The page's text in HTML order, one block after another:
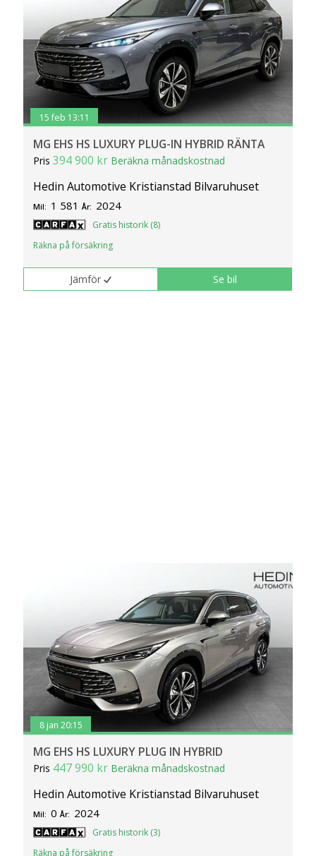
15 feb 13:11
MG EHS HS LUXURY PLUG-IN HYBRID RÄNTA
Pris394 900 kr Beräkna månadskostnad
Hedin Automotive Kristianstad Bilvaruhuset
Mil: 1 581 År: 2024
Gratis historik (8)
Räkna på försäkring
Jämför Se bil
8 jan 20:15
MG EHS HS LUXURY PLUG IN HYBRID
Pris 447 990 kr Beräkna månadskostnad
Hedin Automotive Kristianstad Bilvaruhuset
Mil: 0 År: 2024
Gratis historik (3)
Räkna på försäkring